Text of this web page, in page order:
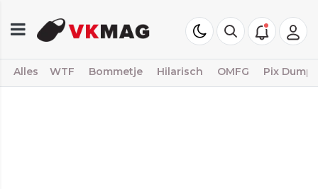
Alles WTF Bommetje Hilarisch OMFG Pix Dump